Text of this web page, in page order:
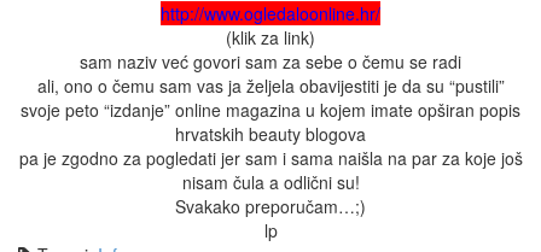
http://www.ogledaloonline.hr/
(klik za link)
sam naziv već govori sam za sebe o čemu se radi
ali, ono o čemu sam vas ja željela obavijestiti je da su “pustili”
svoje peto “izdanje” online magazina u kojem imate opširan popis
hrvatskih beauty blogova
pa je zgodno za pogledati jer sam i sama naišla na par za koje još
nisam čula a odlični su!
Svakako preporučam…;)
lp